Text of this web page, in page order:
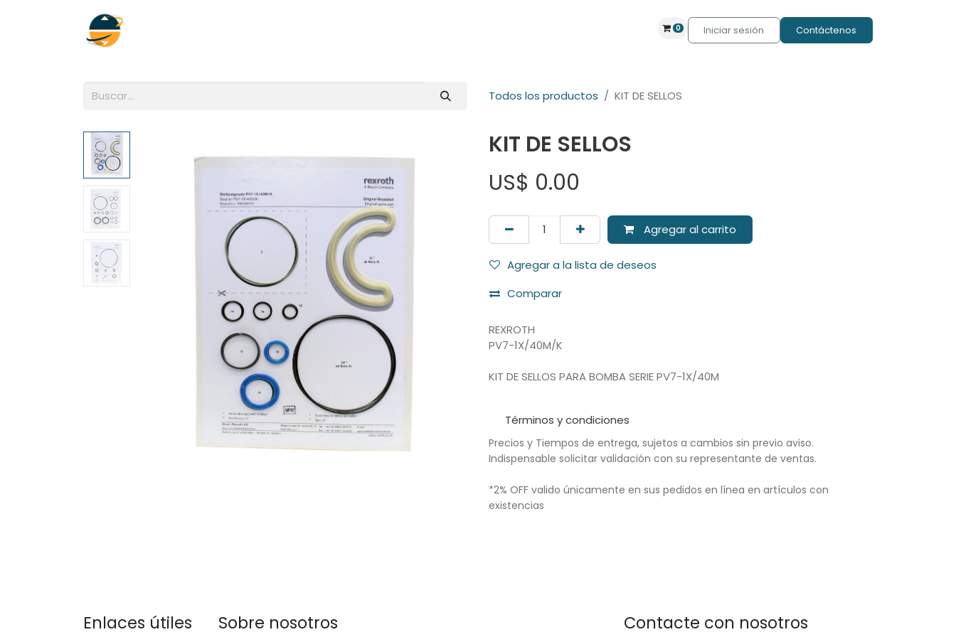
0 Iniciar sesión Contáctenos
Todos los productos KIT DE SELLOS
KIT DE SELLOS
US$ 0.00
Agregar al carrito
Agregar a la lista de deseos
Comparar
REXROTH
PV7-1X/40M/K
KIT DE SELLOS PARA BOMBA SERIE PV7-1X/40M
Términos y condiciones
Precios y Tiempos de entrega, sujetos a cambios sin previo aviso.
Indispensable solicitar validación con su representante de ventas.
*2% OFF valido únicamente en sus pedidos en línea en artículos con
existencias
Enlaces útiles Sobre nosotros Contacte con nosotros